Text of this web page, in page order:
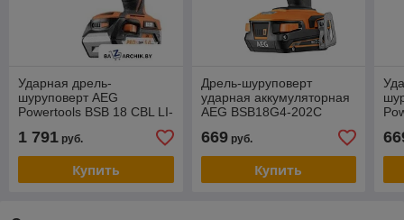
Ударная дрель-
шуруповерт AEG
Powertools BSB 18 CBL LI-
502C 4935459396 (с 2-мя
АКБ)
1 791 руб.
Купить
Дрель-шуруповерт
ударная аккумуляторная
AEG BSB18G4-202C
669руб.
Купить